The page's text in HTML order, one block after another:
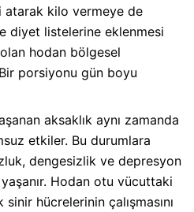
kilo vermeye de
diyet listelerine eklenmesi
hodan bölgesel
porsiyonu gün boyu
aksaklık aynı zamanda
etkiler. Bu durumlara
dengesizlik ve depresyon
Hodan otu vücuttaki
hücrelerinin çalışmasını